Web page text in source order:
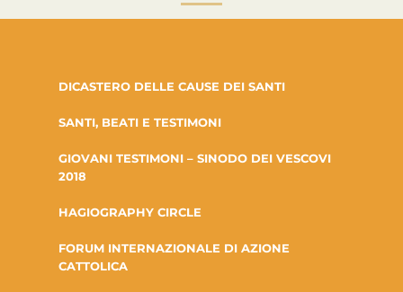
DICASTERO DELLE CAUSE DEI SANTI
SANTI, BEATI E TESTIMONI
GIOVANI TESTIMONI – SINODO DEI VESCOVI
2018
HAGIOGRAPHY CIRCLE
FORUM INTERNAZIONALE DI AZIONE
CATTOLICA